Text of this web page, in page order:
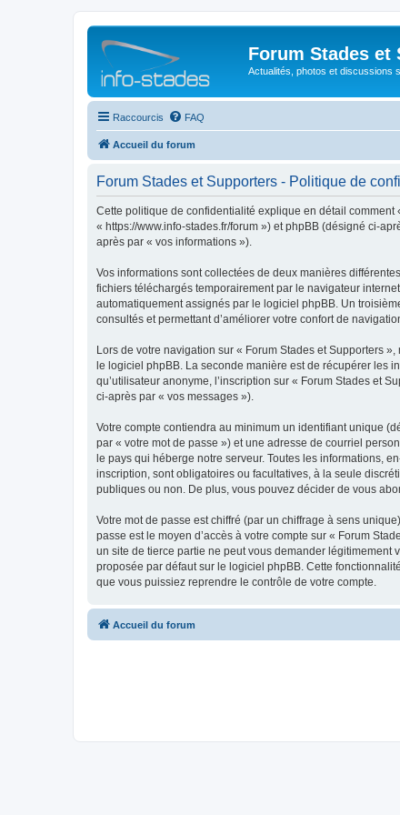
Forum Stades et
Actualités, photos et discussions
Raccourcis FAQ
Accueil du forum
Forum Stades et Supporters - Politique de
Cette politique de confidentialité explique en détail comment
« https://www.info-stades.fr/forum ») et phpBB (désigné ci-
après par « vos informations »).
Vos informations sont collectées de deux manières
fichiers téléchargés temporairement par le navigateur
automatiquement assignés par le logiciel phpBB. Un
consultés et permettant d’améliorer votre confort de
Lors de votre navigation sur « Forum Stades et Supporters
le logiciel phpBB. La seconde manière est de récupérer les
qu’utilisateur anonyme, l’inscription sur « Forum Stades et
ci-après par « vos messages »).
Votre compte contiendra au minimum un identifiant unique
par « votre mot de passe ») et une adresse de courriel
le pays qui héberge notre serveur. Toutes les informations,
inscription, sont obligatoires ou facultatives, à la seule
publiques ou non. De plus, vous pouvez décider de vous
Votre mot de passe est chiffré (par un chiffrage à sens
passe est le moyen d’accès à votre compte sur « Forum
un site de tierce partie ne peut vous demander légitimement
proposée par défaut sur le logiciel phpBB. Cette
que vous puissiez reprendre le contrôle de votre compte.
Accueil du forum